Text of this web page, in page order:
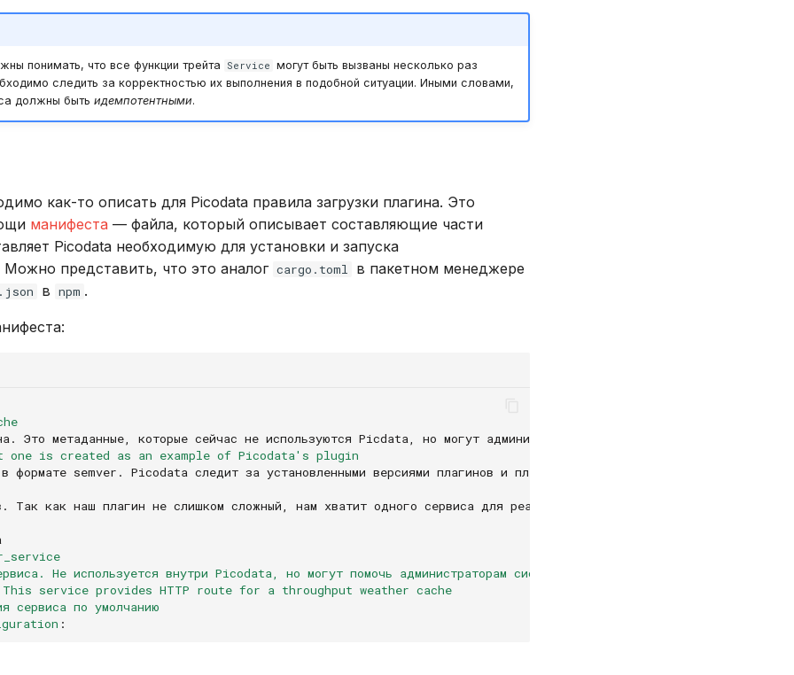
понимать, что все функции трейта Service могут быть вызваны несколько раз
следить за корректностью их выполнения в подобной ситуации. Иными словами,
должны быть идемпотентными.
как-то описать для Picodata правила загрузки плагина. Это
манифеста — файла, который описывает составляющие части
Picodata необходимую для установки и запуска
представить, что это аналог cargo.toml в пакетном менеджере
в npm .
Это метаданные, которые сейчас не используются Picdata, но могут администратору системы при установке или
one is created as an example of Picodata's plugin
формате semver. Picodata следит за установленными версиями плагинов и плагины с разными версиями — это
Так как наш плагин не слишком сложный, нам хватит одного сервиса для реализации задуманного.
Не используется внутри Picodata, но могут помочь администраторам системы
This service provides HTTP route for a throughput weather cache
сервиса по умолчанию
: